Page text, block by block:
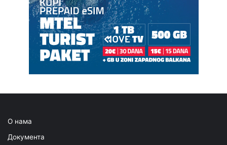
О нама
Документа